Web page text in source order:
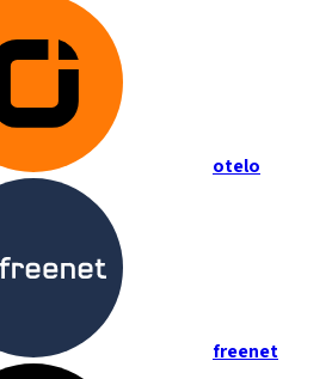
otelo
freenet